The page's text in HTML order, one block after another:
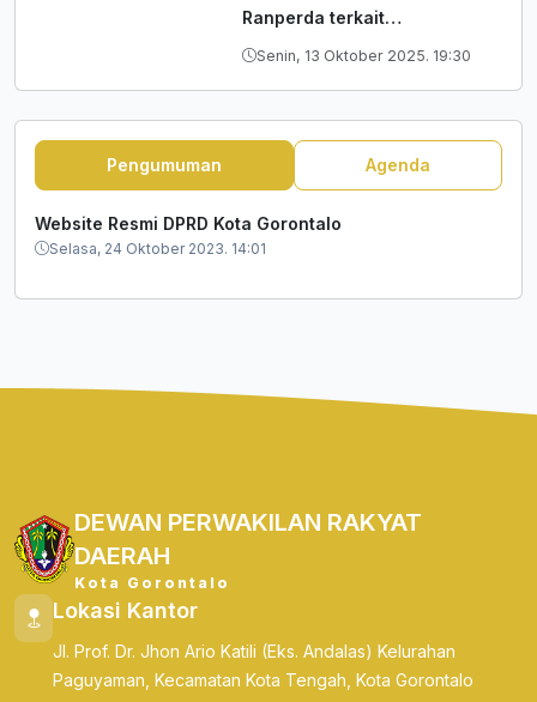
Ranperda terkait
Pembentukan Badan
Senin, 13 Oktober 2025. 19:30
Pengumuman Agenda
Website Resmi DPRD Kota Gorontalo
Selasa, 24 Oktober 2023. 14:01
DEWAN PERWAKILAN RAKYAT
DAERAH
Kota Gorontalo
Lokasi Kantor
Jl. Prof. Dr. Jhon Ario Katili (Eks. Andalas) Kelurahan
Paguyaman, Kecamatan Kota Tengah, Kota Gorontalo